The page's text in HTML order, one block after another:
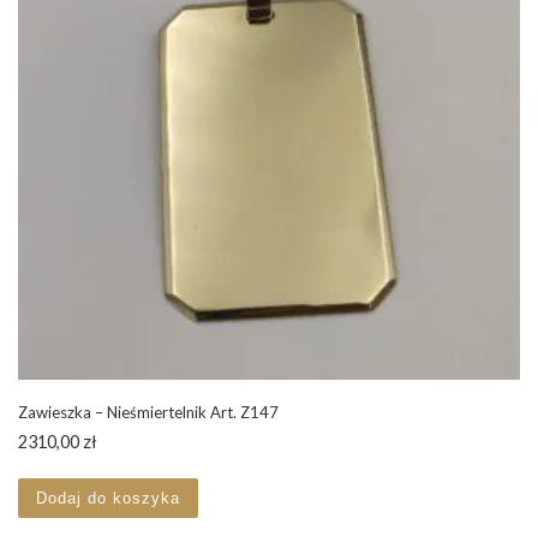
Zawieszka – Nieśmiertelnik Art. Z147
2310,00 zł
Dodaj do koszyka